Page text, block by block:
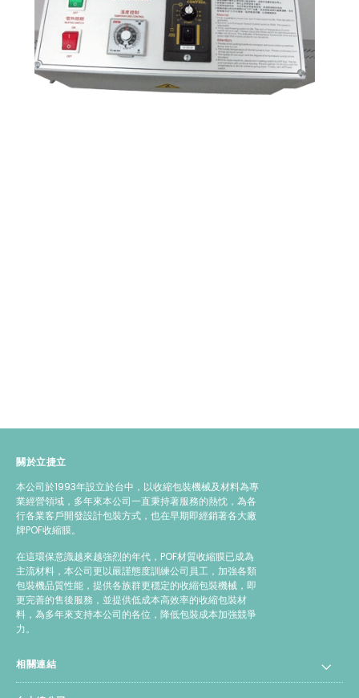
關於立捷立
本公司於1993年設立於台中，以收縮包裝機械及材料為專
業經營領域，多年來本公司一直秉持著服務的熱忱，為各
行各業客戶開發設計包裝方式，也在早期即經銷著各大廠
牌POF收縮膜。
在這環保意識越來越強烈的年代，POF材質收縮膜已成為
主流材料，本公司更以嚴謹態度訓練公司員工，加強各類
包裝機品質性能，提供各族群更穩定的收縮包裝機械，即
更完善的售後服務，並提供低成本高效率的收縮包裝材
料，為多年來支持本公司的各位，降低包裝成本加強競爭
力。
相關連結